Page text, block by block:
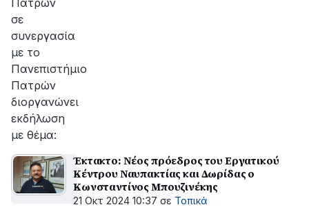
Πατρών
σε
συνεργασία
με το
Πανεπιστήμιο
Πατρών
διοργανώνει
εκδήλωση
με θέμα:
Έκτακτο: Νέος πρόεδρος του Εργατικού
Κέντρου Ναυπακτίας και Δωρίδας ο
Κωνσταντίνος Μπουζινέκης
21 Οκτ 2024 10:37 σε Τοπικά